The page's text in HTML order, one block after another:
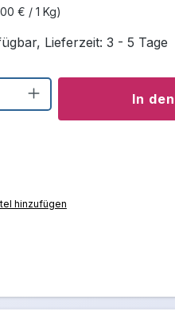
€ / 1 Kg)
Lieferzeit: 3 - 5 Tage
Gib denIn
hinzufügen